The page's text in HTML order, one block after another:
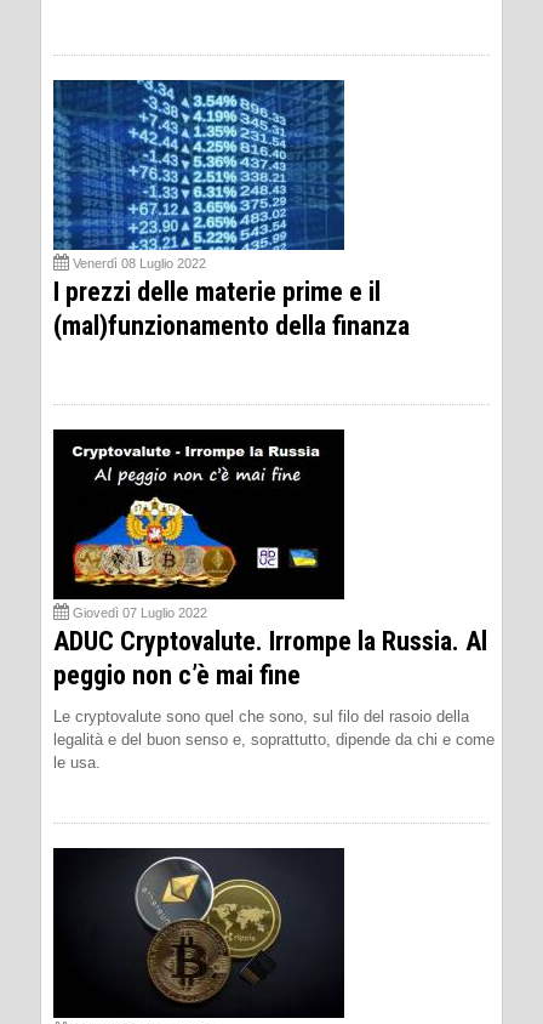
Venerdì 08 Luglio 2022
I prezzi delle materie prime e il
(mal)funzionamento della finanza
Giovedì 07 Luglio 2022
ADUC Cryptovalute. Irrompe la Russia. Al
peggio non c’è mai fine
Le cryptovalute sono quel che sono, sul filo del rasoio della
legalità e del buon senso e, soprattutto, dipende da chi e come
le usa.